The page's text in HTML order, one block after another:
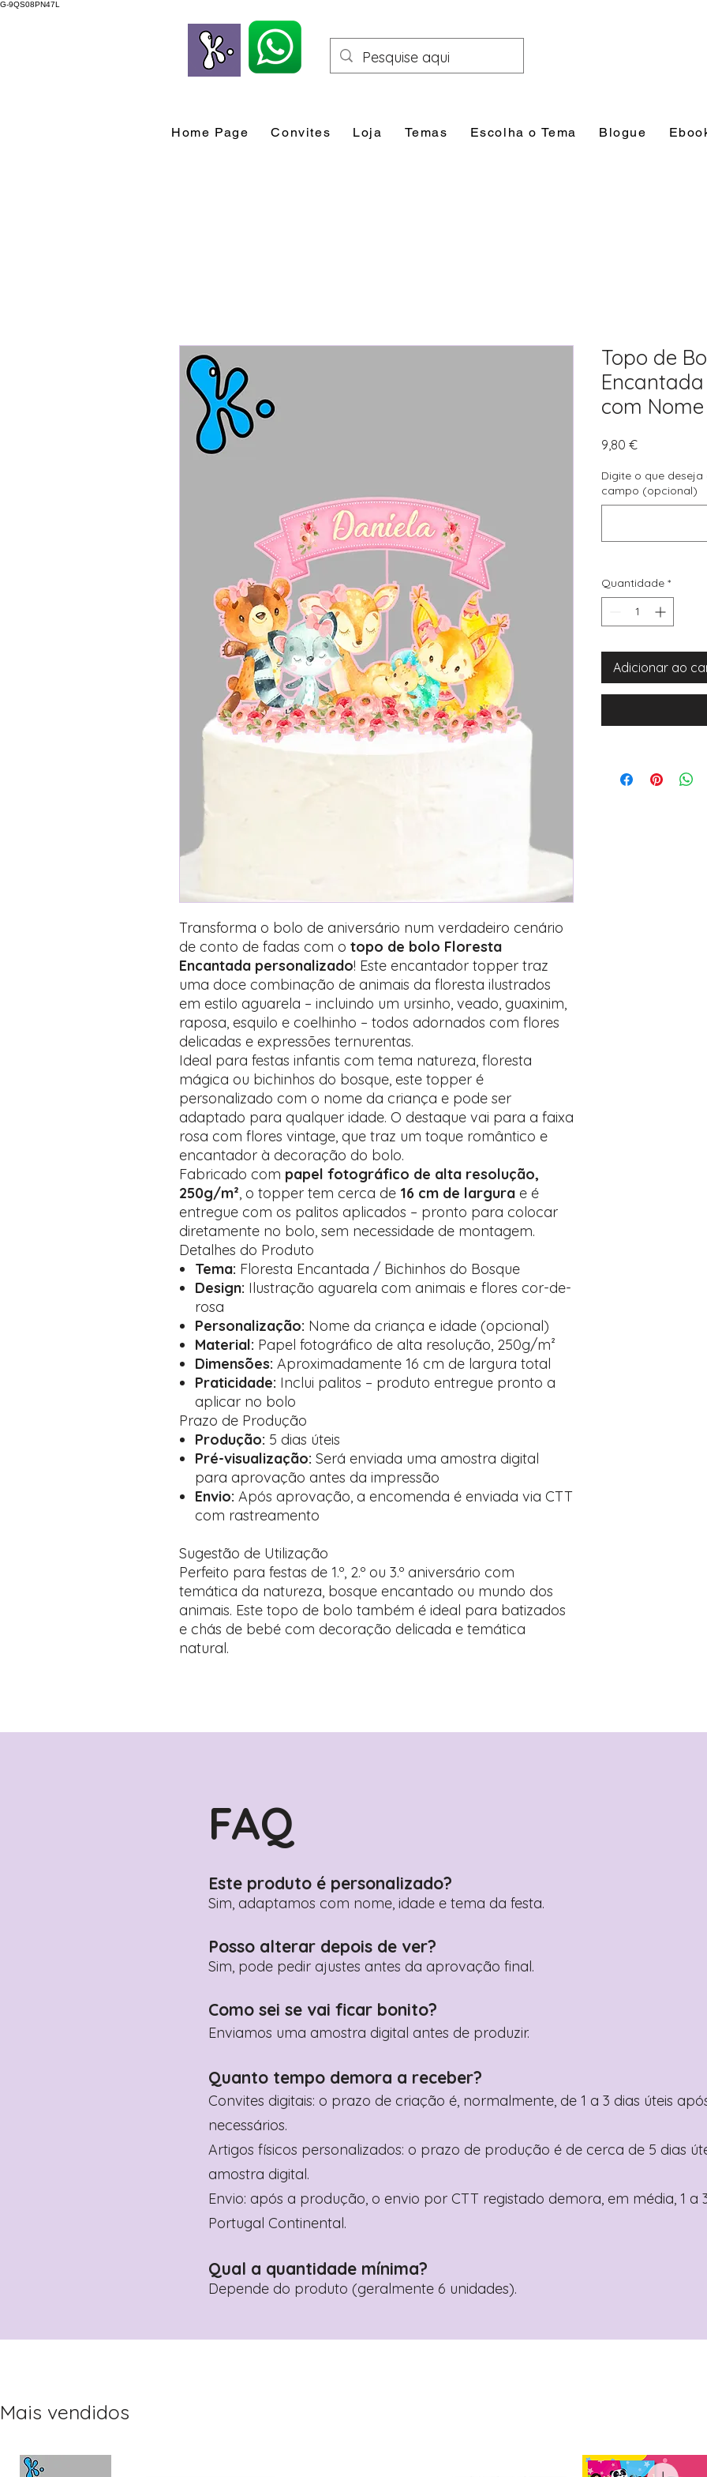
G-9QS08PN47L
Home Page Convites Loja Temas Escolha o Tema Blogue
Transforma o bolo de aniversário num verdadeiro cenário
de conto de fadas com o topo de bolo Floresta
Encantada personalizado! Este encantador topper traz
uma doce combinação de animais da floresta ilustrados
em estilo aguarela – incluindo um ursinho, veado, guaxinim,
raposa, esquilo e coelhinho – todos adornados com flores
delicadas e expressões ternurentas.
Ideal para festas infantis com tema natureza, floresta
mágica ou bichinhos do bosque, este topper é
personalizado com o nome da criança e pode ser
adaptado para qualquer idade. O destaque vai para a faixa
rosa com flores vintage, que traz um toque romântico e
encantador à decoração do bolo.
Fabricado com papel fotográfico de alta resolução,
250g/m², o topper tem cerca de 16 cm de largura e é
entregue com os palitos aplicados – pronto para colocar
diretamente no bolo, sem necessidade de montagem.
Detalhes do Produto
Tema: Floresta Encantada / Bichinhos do Bosque
Design: Ilustração aguarela com animais e flores cor-de-
rosa
Personalização: Nome da criança e idade (opcional)
Material: Papel fotográfico de alta resolução, 250g/m²
Dimensões: Aproximadamente 16 cm de largura total
Praticidade: Inclui palitos – produto entregue pronto a
aplicar no bolo
Prazo de Produção
Produção: 5 dias úteis
Pré-visualização: Será enviada uma amostra digital
para aprovação antes da impressão
Envio: Após aprovação, a encomenda é enviada via CTT
com rastreamento
Sugestão de Utilização
Perfeito para festas de 1.º, 2.º ou 3.º aniversário com
temática da natureza, bosque encantado ou mundo dos
animais. Este topo de bolo também é ideal para batizados
e chás de bebé com decoração delicada e temática
natural.
Topo de
com Nome
9,80 €Preço
Digite o que
campo (opcional)
Quantidade *
Adicionar ao
FAQ
Este produto é personalizado?
Sim, adaptamos com nome, idade e tema da festa.
Posso alterar depois de ver?
Sim, pode pedir ajustes antes da aprovação final.
Como sei se vai ficar bonito?
Enviamos uma amostra digital antes de produzir.
Quanto tempo demora a receber?
Convites digitais: o prazo de criação é, normalmente, de 1 a 3 dias úteis
necessários.
Artigos físicos personalizados: o prazo de produção é de cerca de 5 dias
amostra digital.
Envio: após a produção, o envio por CTT registado demora, em média, 1 a
Portugal Continental.
Qual a quantidade mínima?
Depende do produto (geralmente 6 unidades).
Mais vendidos